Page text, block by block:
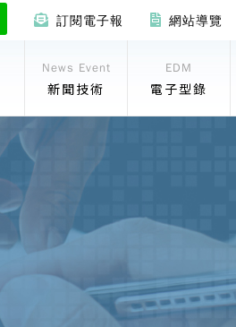
訂閱電子報 網站導覽
News Event
新聞技術
EDM
電子型錄